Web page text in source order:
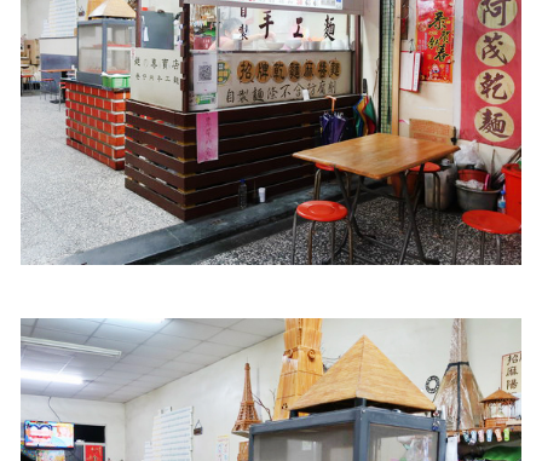
餐桌週記
享樂隨手拍
照相簿
影音區
創意出版服務
歷史區
關於Yilan
個人著作
活動實況記錄